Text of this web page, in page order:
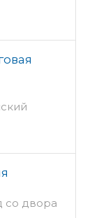
со двора